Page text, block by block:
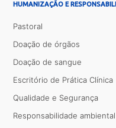
HUMANIZAÇÃO E
Pastoral
Doação de órgãos
Doação de sangue
Escritório de Prática Clínica
Qualidade e Segurança
Responsabilidade ambiental